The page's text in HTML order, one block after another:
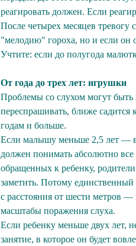
реагировать должен. Если
После четырех месяцев тревогу
"мелодию" гороха, но и если он
Учтите: если до полугода
От года до трех лет: игрушки
Проблемы со слухом могут быть
переспрашивать, ближе садится
годам и больше.
Если малышу меньше 2,5 лет —
должен понимать абсолютно
обращенных к ребенку,
заметить. Потому
с расстояния от шести метров
масштабы поражения слуха.
Если ребенку меньше двух лет,
занятие, в которое он будет